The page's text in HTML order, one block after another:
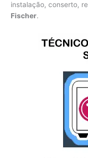
instalação, conserto,
Fischer.